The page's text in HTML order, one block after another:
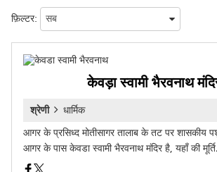
फ़िल्टर:
केवड़ा स्वामी भैरवनाथ
श्रेणी
धार्मिक
आगर के प्रसिध्द मोतीसागर तालाब के तट पर शासकीय
आगर के पास केवडा स्वामी भैरवनाथ मंदिर है, यहाँ की